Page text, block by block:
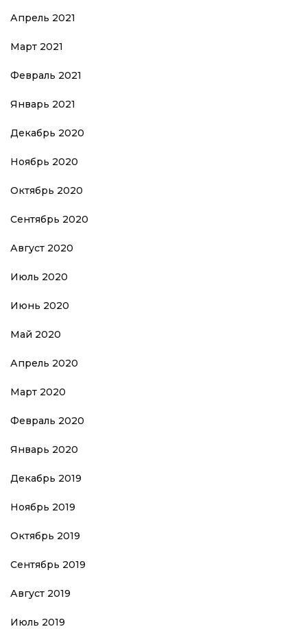
Апрель 2021
Март 2021
Февраль 2021
Январь 2021
Декабрь 2020
Ноябрь 2020
Октябрь 2020
Сентябрь 2020
Август 2020
Июль 2020
Июнь 2020
Май 2020
Апрель 2020
Март 2020
Февраль 2020
Январь 2020
Декабрь 2019
Ноябрь 2019
Октябрь 2019
Сентябрь 2019
Август 2019
Июль 2019